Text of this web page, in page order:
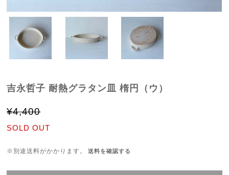
吉永哲子 耐熱グラタン皿 楕円（ウ）
¥4,400
SOLD OUT
※別途送料がかかります。 送料を確認する